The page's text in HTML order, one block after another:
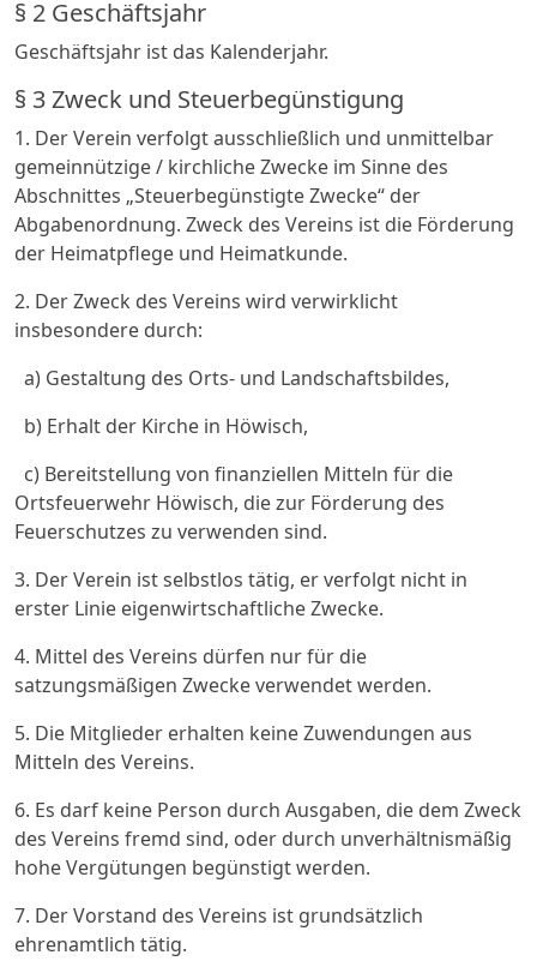
§ 2 Geschäftsjahr
Geschäftsjahr ist das Kalenderjahr.
§ 3 Zweck und Steuerbegünstigung
1. Der Verein verfolgt ausschließlich und unmittelbar
gemeinnützige / kirchliche Zwecke im Sinne des
Abschnittes „Steuerbegünstigte Zwecke“ der
Abgabenordnung. Zweck des Vereins ist die Förderung
der Heimatpflege und Heimatkunde.
2. Der Zweck des Vereins wird verwirklicht
insbesondere durch:
a) Gestaltung des Orts- und Landschaftsbildes,
b) Erhalt der Kirche in Höwisch,
c) Bereitstellung von finanziellen Mitteln für die
Ortsfeuerwehr Höwisch, die zur Förderung des
Feuerschutzes zu verwenden sind.
3. Der Verein ist selbstlos tätig, er verfolgt nicht in
erster Linie eigenwirtschaftliche Zwecke.
4. Mittel des Vereins dürfen nur für die
satzungsmäßigen Zwecke verwendet werden.
5. Die Mitglieder erhalten keine Zuwendungen aus
Mitteln des Vereins.
6. Es darf keine Person durch Ausgaben, die dem Zweck
des Vereins fremd sind, oder durch unverhältnismäßig
hohe Vergütungen begünstigt werden.
7. Der Vorstand des Vereins ist grundsätzlich
ehrenamtlich tätig.